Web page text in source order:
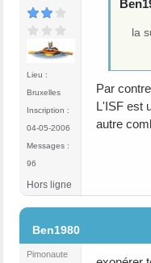
Lieu :
Bruxelles
Inscription :
04-05-2006
Messages :
96
la
Par
L'ISF est
autre
Hors ligne
Ben1980
Pimonaute